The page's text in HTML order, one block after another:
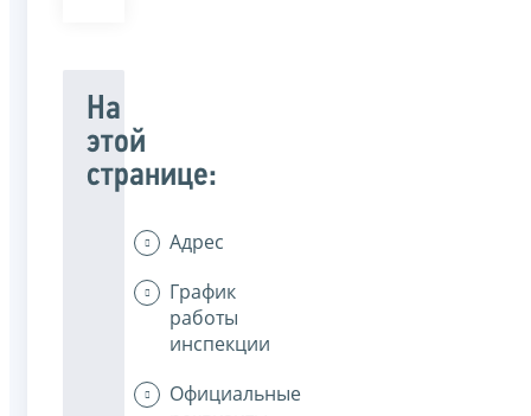
На
этой
странице:
Адрес
График
работы
инспекции
Официальные